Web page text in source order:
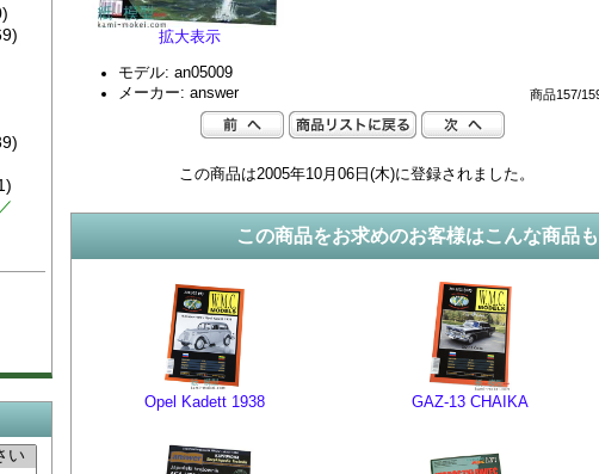
拡大表示
モデル: an05009
メーカー: answer
商品157/
この商品は2005年10月06日(木)に登録されました。
この商品をお求めのお客様はこんな商品も
Opel Kadett 1938 GAZ-13 CHAIKA